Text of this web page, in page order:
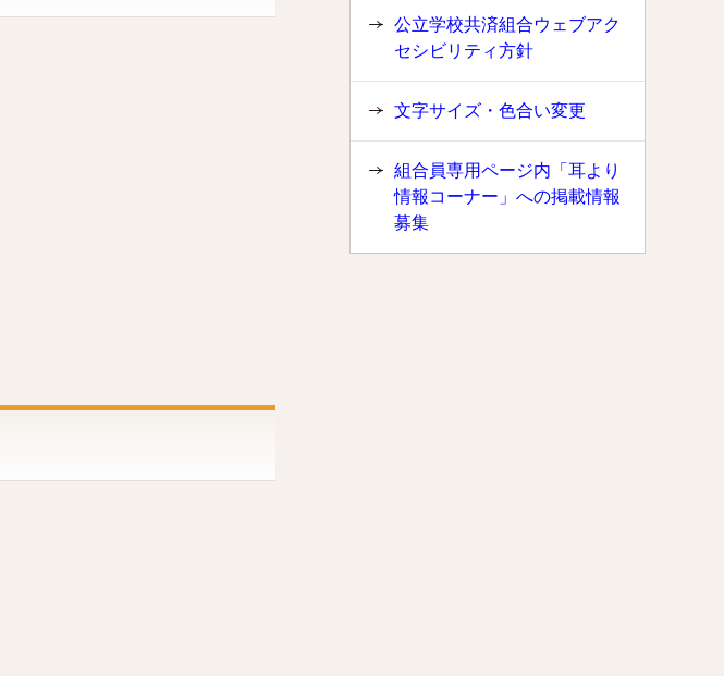
公立学校共済組合ウェブアク
セシビリティ方針
文字サイズ・色合い変更
組合員専用ページ内「耳より
情報コーナー」への掲載情報
募集